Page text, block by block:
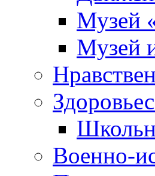
Музей
Музей
Военно-